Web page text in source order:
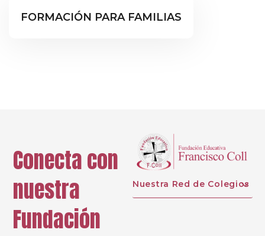
FORMACIÓN PARA FAMILIAS
Conecta con
nuestra
Fundación
Nuestra Red de Colegios